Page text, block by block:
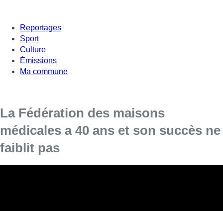
Reportages
Sport
Culture
Émissions
Ma commune
La Fédération des maisons
médicales a 40 ans et son succès ne
faiblit pas